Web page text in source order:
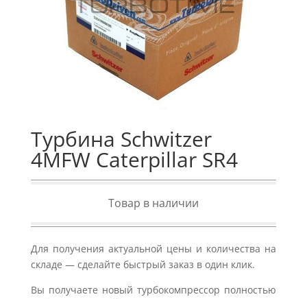
Турбина Schwitzer
4MFW Caterpillar SR4
Товар в наличии
Для получения актуальной цены и количества на
складе — сделайте быстрый заказ в один клик.
Вы получаете новый турбокомпрессор полностью